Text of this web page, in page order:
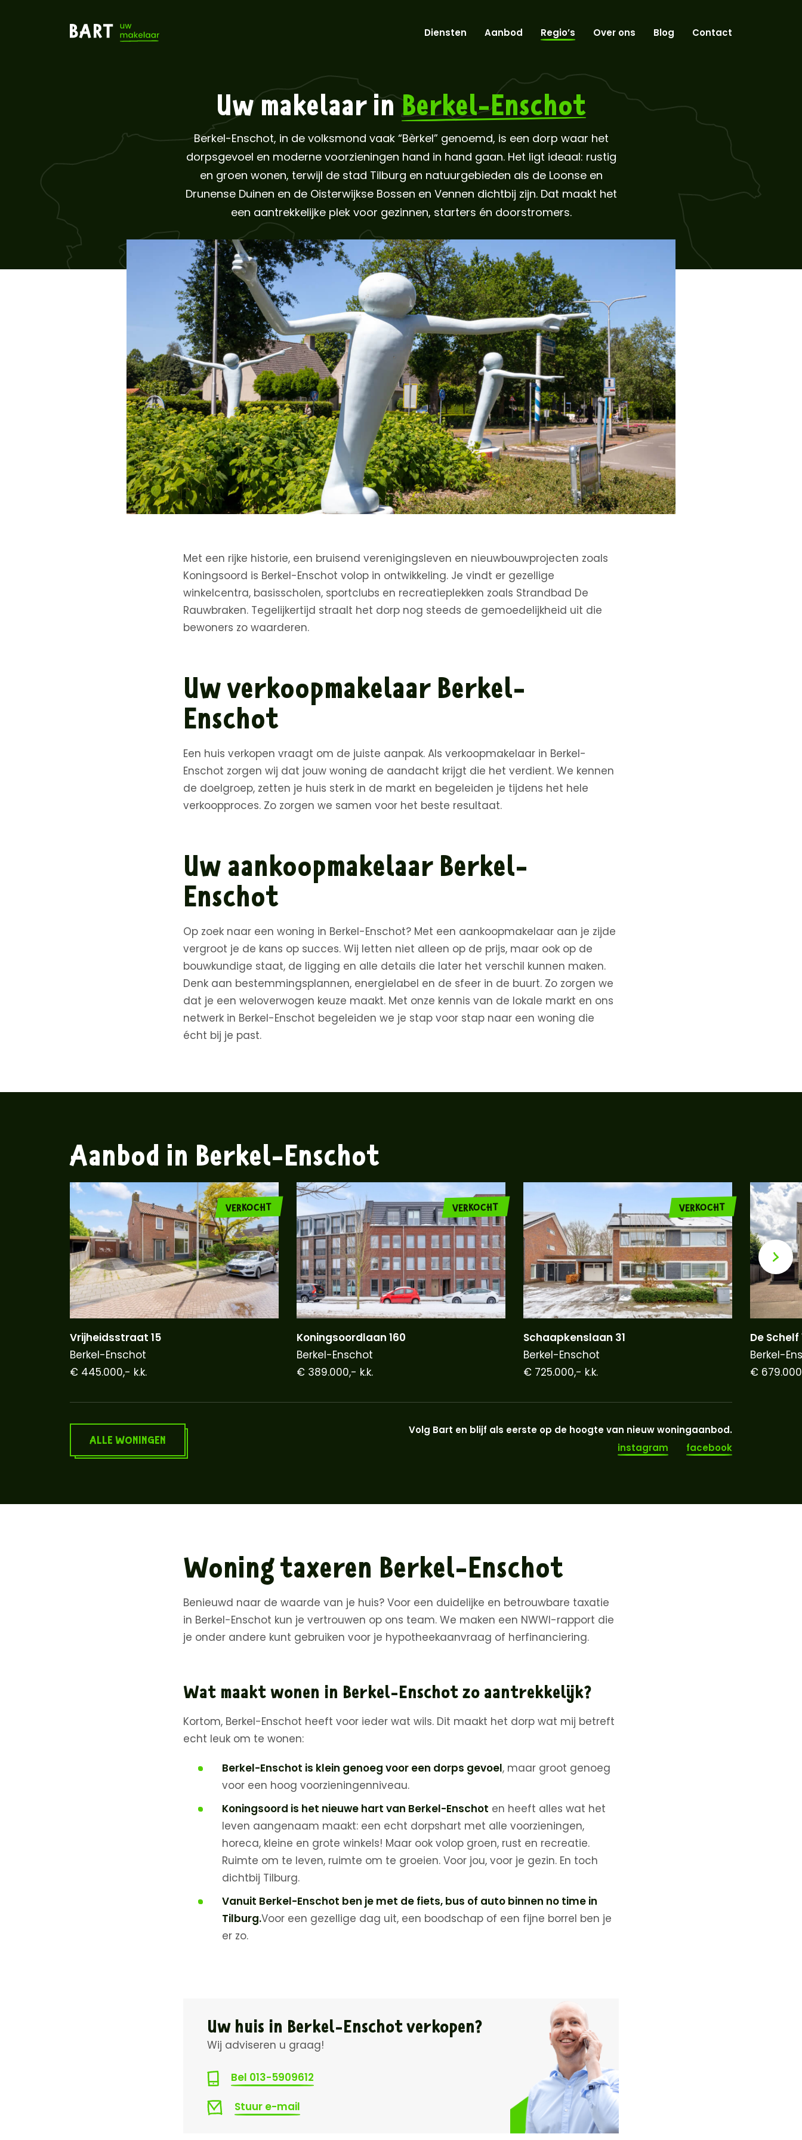
Diensten Aanbod Regio’s Over ons Blog Contact
Uw makelaar inBerkel-Enschot
Berkel-Enschot, in de volksmond vaak “Bèrkel” genoemd, is een dorp waar het
dorpsgevoel en moderne voorzieningen hand in hand gaan. Het ligt ideaal: rustig
en groen wonen, terwijl de stad Tilburg en natuurgebieden als de Loonse en
Drunense Duinen en de Oisterwijkse Bossen en Vennen dichtbij zijn. Dat maakt het
een aantrekkelijke plek voor gezinnen, starters én doorstromers.
Met een rijke historie, een bruisend verenigingsleven en nieuwbouwprojecten zoals
Koningsoord is Berkel-Enschot volop in ontwikkeling. Je vindt er gezellige
winkelcentra, basisscholen, sportclubs en recreatieplekken zoals Strandbad De
Rauwbraken. Tegelijkertijd straalt het dorp nog steeds de gemoedelijkheid uit die
bewoners zo waarderen.
Uw verkoopmakelaar Berkel-
Enschot
Een huis verkopen vraagt om de juiste aanpak. Als verkoopmakelaar in Berkel-
Enschot zorgen wij dat jouw woning de aandacht krijgt die het verdient. We kennen
de doelgroep, zetten je huis sterk in de markt en begeleiden je tijdens het hele
verkoopproces. Zo zorgen we samen voor het beste resultaat.
Uw aankoopmakelaar Berkel-
Enschot
Op zoek naar een woning in Berkel-Enschot? Met een aankoopmakelaar aan je zijde
vergroot je de kans op succes. Wij letten niet alleen op de prijs, maar ook op de
bouwkundige staat, de ligging en alle details die later het verschil kunnen maken.
Denk aan bestemmingsplannen, energielabel en de sfeer in de buurt. Zo zorgen we
dat je een weloverwogen keuze maakt. Met onze kennis van de lokale markt en ons
netwerk in Berkel-Enschot begeleiden we je stap voor stap naar een woning die
écht bij je past.
Aanbod in Berkel-Enschot
VERKOCHT
Vrijheidsstraat 15
Berkel-Enschot
€ 445.000,- k.k.
VERKOCHT
Koningsoordlaan 160
Berkel-Enschot
€ 389.000,- k.k.
VERKOCHT
Schaapkenslaan 31
Berkel-Enschot
€ 725.000,- k.k.
De Schelf
Berkel-
€
ALLE WONINGEN
Volg Bart en blijf als eerste op de hoogte van nieuw woningaanbod.
instagram
facebook
Woning taxeren Berkel-Enschot
Benieuwd naar de waarde van je huis? Voor een duidelijke en betrouwbare taxatie
in Berkel-Enschot kun je vertrouwen op ons team. We maken een NWWI-rapport die
je onder andere kunt gebruiken voor je hypotheekaanvraag of herfinanciering.
Wat maakt wonen in Berkel-Enschot zo aantrekkelijk?
Kortom, Berkel-Enschot heeft voor ieder wat wils. Dit maakt het dorp wat mij betreft
echt leuk om te wonen:
Berkel-Enschot is klein genoeg voor een dorps gevoel, maar groot genoeg
voor een hoog voorzieningenniveau.
Koningsoord is het nieuwe hart van Berkel-Enschot en heeft alles wat het
leven aangenaam maakt: een echt dorpshart met alle voorzieningen,
horeca, kleine en grote winkels! Maar ook volop groen, rust en recreatie.
Ruimte om te leven, ruimte om te groeien. Voor jou, voor je gezin. En toch
dichtbij Tilburg.
Vanuit Berkel-Enschot ben je met de fiets, bus of auto binnen no time in
Tilburg.Voor een gezellige dag uit, een boodschap of een fijne borrel ben je
er zo.
Uw huis in Berkel-Enschot verkopen?
Wij adviseren u graag!
Bel 013-5909612
Stuur e-mail